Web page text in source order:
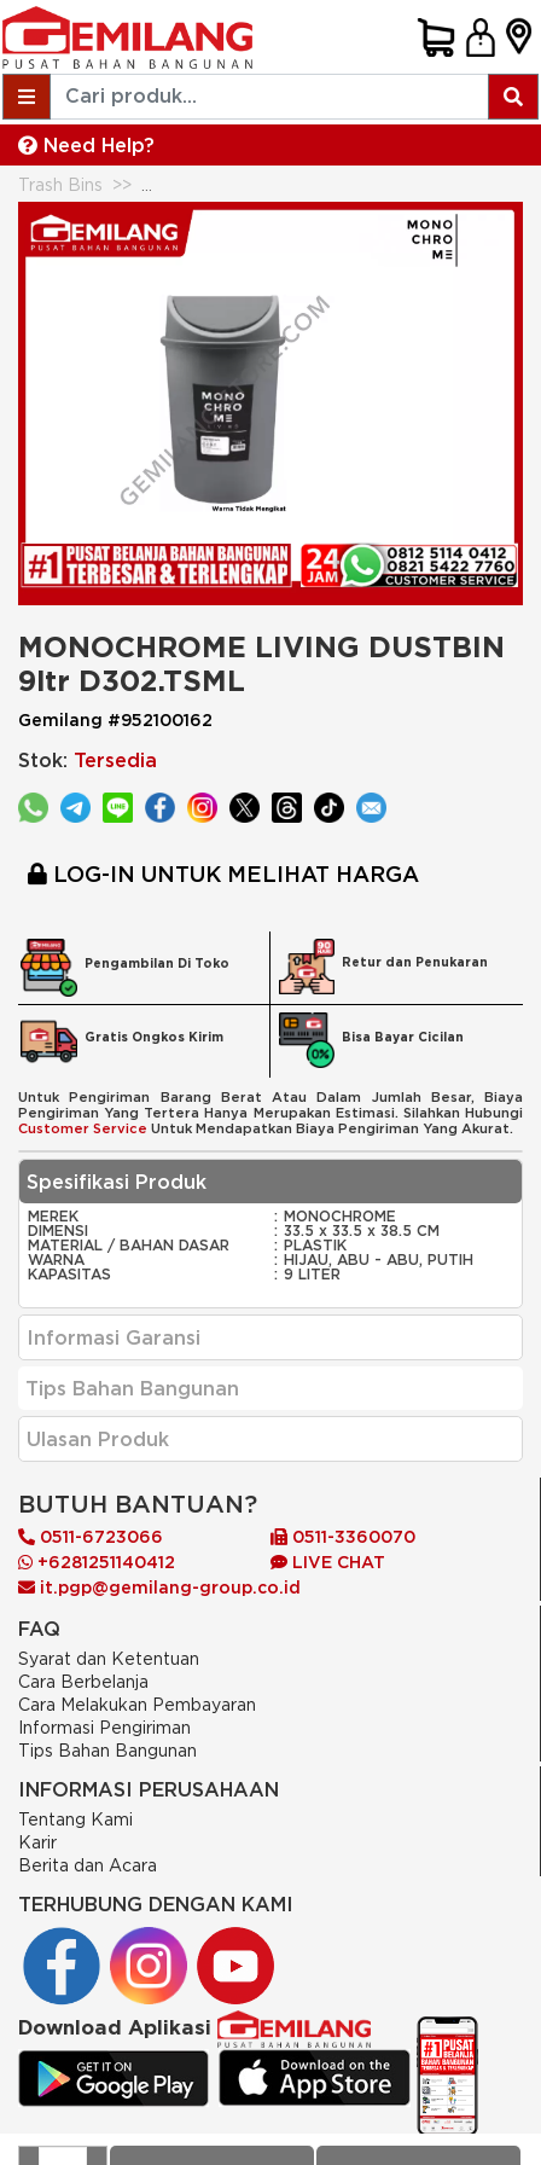
Need Help?
Trash Bins
MONOCHROME LIVING DUSTBIN
9ltr D302.TSML
Gemilang #952100162
Stok: Tersedia
LOG-IN UNTUK MELIHAT HARGA
Pengambilan Di Toko Retur dan Penukaran
Gratis Ongkos Kirim Bisa Bayar Cicilan
Untuk Pengiriman Barang Berat Atau Dalam Jumlah Besar, Biaya
Pengiriman Yang Tertera Hanya Merupakan Estimasi. Silahkan Hubungi
Customer Service Untuk Mendapatkan Biaya Pengiriman Yang Akurat.
Spesifikasi Produk
MEREK : MONOCHROME
DIMENSI
: 33.5 x 33.5 x 38.5 CM
MATERIAL / BAHAN DASAR
: PLASTIK
WARNA
: HIJAU, ABU - ABU, PUTIH
KAPASITAS
: 9 LITER
Informasi Garansi
Tips Bahan Bangunan
Ulasan Produk
BUTUH BANTUAN?
0511-6723066
0511-3360070
+6281251140412
LIVE CHAT
it.pgp@gemilang-group.co.id
FAQ
Syarat dan Ketentuan
Cara Berbelanja
Cara Melakukan Pembayaran
Informasi Pengiriman
Tips Bahan Bangunan
INFORMASI PERUSAHAAN
Tentang Kami
Karir
Berita dan Acara
TERHUBUNG DENGAN KAMI
Download Aplikasi